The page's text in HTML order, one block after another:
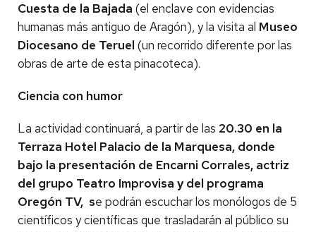
Cuesta de la Bajada (el enclave con evidencias
humanas más antiguo de Aragón), y la visita al Museo
Diocesano de Teruel (un recorrido diferente por las
obras de arte de esta pinacoteca).
Ciencia con humor
La actividad continuará, a partir de las 20.30 en la
Terraza Hotel Palacio de la Marquesa, donde
bajo la presentación de Encarni Corrales, actriz
del grupo Teatro Improvisa y del programa
Oregón TV, se podrán escuchar los monólogos de 5
científicos y científicas que trasladarán al público su